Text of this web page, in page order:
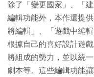
除了「變更國家」、「
編輯功能外，本作還提
將編輯」、「遊戲中編
根據自己的喜好設計遊
將組成的勢力，並以統
劇本等。這些編輯功能